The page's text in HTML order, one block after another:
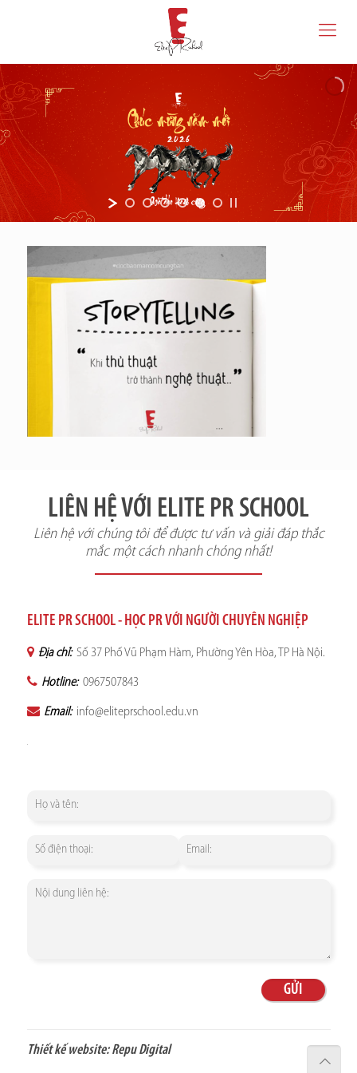
LIÊN HỆ VỚI ELITE PR SCHOOL
Liên hệ với chúng tôi để được tư vấn và giải đáp thắc
mắc một cách nhanh chóng nhất!
ELITE PR SCHOOL - HỌC PR VỚI NGƯỜI CHUYÊN NGHIỆP
Địa chỉ: Số 37 Phố Vũ Phạm Hàm, Phường Yên Hòa, TP Hà Nội.
Hotline: 0967507843
Email: info@eliteprschool.edu.vn
Thiết kế website:Repu Digital